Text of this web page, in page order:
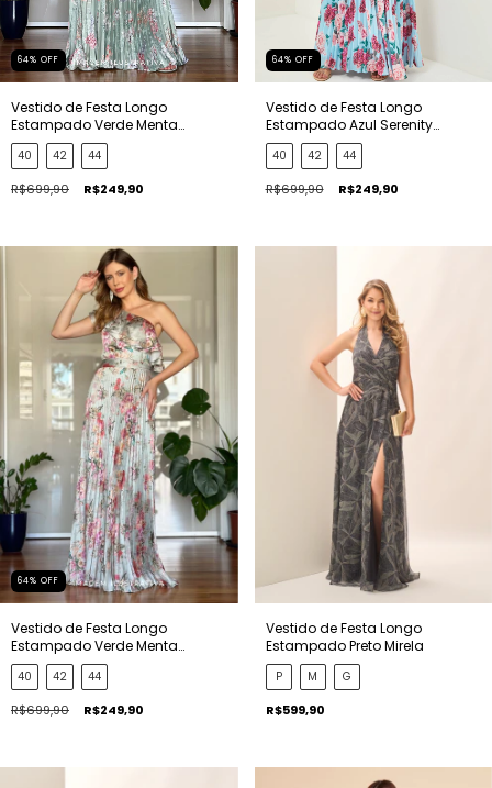
64% OFF
Vestido de Festa Longo
Estampado Verde Menta
Raquel
40 42 44
R$699,90 R$249,90
64% OFF
Vestido de Festa Longo
Estampado Azul Serenity
Raquel
40 42 44
R$699,90 R$249,90
64% OFF
Vestido de Festa Longo
Estampado Verde Menta
Raquel
40 42 44
R$699,90 R$249,90
Vestido de Festa Longo
Estampado Preto Mirela
P M G
R$599,90